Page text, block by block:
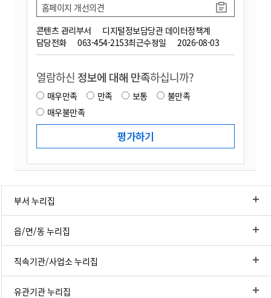
콘텐츠 관리부서
디지털정보담당관 데이터정책계
담당전화
063-454-2153최근수정일 2026-08-03
홈페이지 개선의견
열람하신 정보에 대해 만족하십니까?
매우만족 만족 보통
불만족
매우불만족
부서 누리집
읍/면/동 누리집
직속기관/사업소 누리집
유관기관 누리집